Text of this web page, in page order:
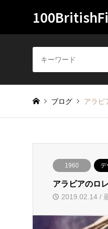
ブログ アラビ
1960 デ
アラビアのロ
2019.02.14 /